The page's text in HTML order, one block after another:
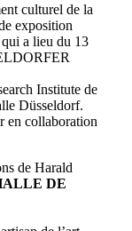
culturel de la
exposition
a lieu du 13
Institute de
Düsseldorf.
en collaboration
de Harald
DE